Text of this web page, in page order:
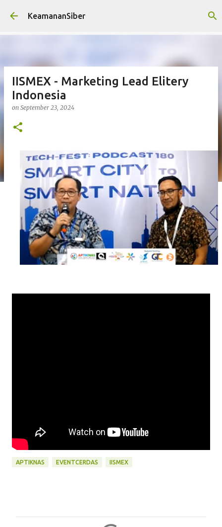
Skip to main content
KeamananSiber
IISMEX - Marketing Lead Elitery
Indonesia
on September 23, 2024
APTIKNAS EVENTCERDAS IISMEX